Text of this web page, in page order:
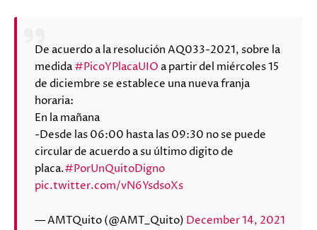
De acuerdo a la resolución AQ033-2021, sobre la
medida#PicoYPlacaUIO a partir del miércoles 15
de diciembre se establece una nueva franja
horaria:
En la mañana
-Desde las 06:00 hasta las 09:30 no se puede
circular de acuerdo a su último digito de
placa.#PorUnQuitoDigno
pic.twitter.com/vN6YsdsoXs
— AMTQuito (@AMT_Quito) December 14, 2021